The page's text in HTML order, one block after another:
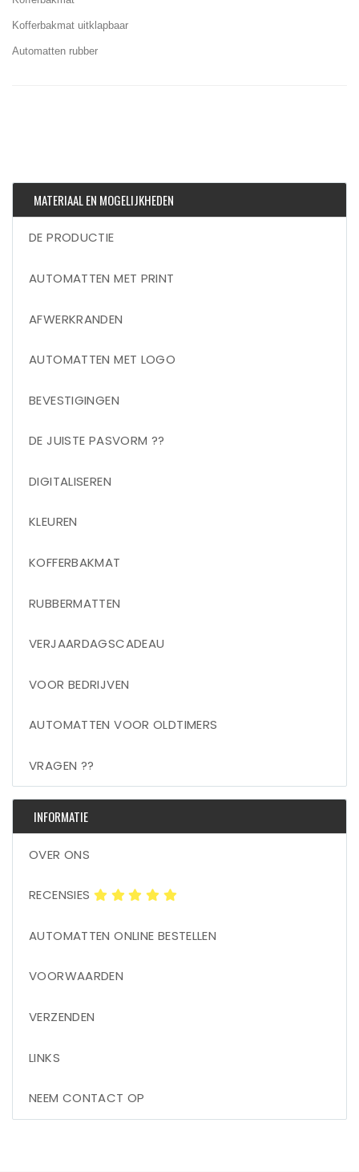
Kofferbakmat uitklapbaar
Automatten rubber
MATERIAAL EN MOGELIJKHEDEN
DE PRODUCTIE
AUTOMATTEN MET PRINT
AFWERKRANDEN
AUTOMATTEN MET LOGO
BEVESTIGINGEN
DE JUISTE PASVORM ??
DIGITALISEREN
KLEUREN
KOFFERBAKMAT
RUBBERMATTEN
VERJAARDAGSCADEAU
VOOR BEDRIJVEN
AUTOMATTEN VOOR OLDTIMERS
VRAGEN ??
INFORMATIE
OVER ONS
RECENSIES
AUTOMATTEN ONLINE BESTELLEN
VOORWAARDEN
VERZENDEN
LINKS
NEEM CONTACT OP